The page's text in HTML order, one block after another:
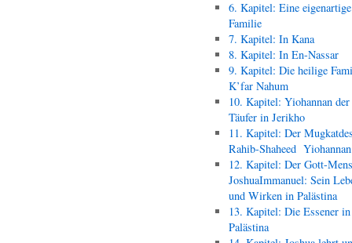
6. Kapitel: Eine eigenartige
Familie
7. Kapitel: In Kana
8. Kapitel: In En-Nassar
9. Kapitel: Die heilige
K’far Nahum
10. Kapitel: Yiohannan der
Täufer in Jerikho
11. Kapitel: Der
Rahib-Shaheed
12. Kapitel: Der Gott-
JoshuaImmanuel: Sein
und Wirken in Palästina
13. Kapitel: Die Essener in
Palästina